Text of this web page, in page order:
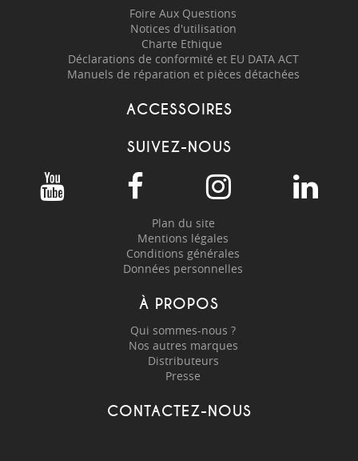
Foire Aux Questions
Notices d'utilisation
Charte Ethique
Déclarations de conformité et EU DATA ACT
Manuels de réparation et pièces détachées
ACCESSOIRES
SUIVEZ-NOUS
Plan du site
Mentions légales
Conditions générales
Données personnelles
À PROPOS
Qui sommes-nous ?
Nos autres marques
Distributeurs
Presse
CONTACTEZ-NOUS